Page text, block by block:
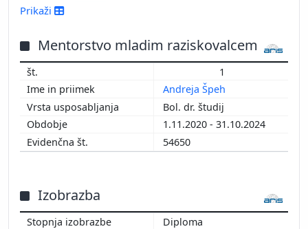
2014
2016
Prikaži
Mentorstvo mladim raziskovalcem
1
Andreja Špeh
Bol. dr. študij
1.11.2020 - 31.10.2024
54650
Izobrazba
Diploma